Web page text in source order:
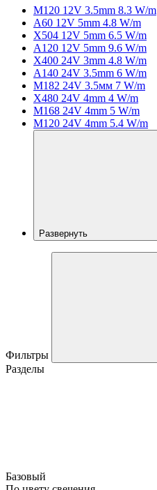
M120 12V 3.5mm 8.3 W/m
A60 12V 5mm 4.8 W/m
X504 12V 5mm 6.5 W/m
A120 12V 5mm 9.6 W/m
X400 24V 3mm 4.8 W/m
A140 24V 3.5mm 6 W/m
M182 24V 3.5мм 7 W/m
X480 24V 4mm 4 W/m
M168 24V 4mm 5 W/m
M120 24V 4mm 5.4 W/m
Развернуть
Фильтры
Разделы
Базовый